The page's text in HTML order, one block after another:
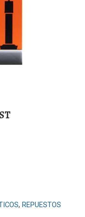
, REPUESTOS